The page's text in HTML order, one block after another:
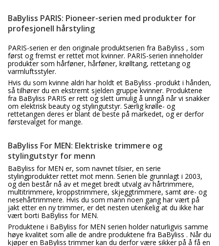
BaByliss PARIS: Pioneer-serien med produkter for
profesjonell hårstyling
PARIS-serien er den originale produktserien fra BaByliss , som
først og fremst er rettet mot kvinner. PARIS-serien inneholder
produkter som hårføner, hårføner, krølltang, rettetang og
varmluftsstyler.
Hvis du som kvinne aldri har holdt et BaByliss -produkt i hånden,
så tilhører du en ekstremt sjelden gruppe kvinner. Produktene
fra BaByliss PARIS er rett og slett umulig å unngå når vi snakker
om elektrisk beauty og stylingutstyr. Særlig krølle- og
rettetangen deres er blant de beste på markedet, og er derfor
førstevalget for mange.
BaByliss For MEN: Elektriske trimmere og
stylingutstyr for menn
BaByliss for MEN er, som navnet tilsier, en serie
stylingprodukter rettet mot menn. Serien ble grunnlagt i 2003,
og den består nå av et meget bredt utvalg av hårtrimmere,
multitrimmere, kroppstrimmere, skjeggtrimmere, samt øre- og
nesehårtrimmere. Hvis du som mann noen gang har vært på
jakt etter en ny trimmer, er det nesten utenkelig at du ikke har
vært borti BaByliss for MEN.
Produktene i BaByliss for MEN serien holder naturligvis samme
høye kvalitet som alle de andre produktene fra BaByliss . Når du
kjøper en BaByliss trimmer kan du derfor være sikker på å få en